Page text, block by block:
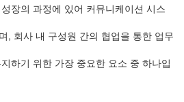
장의 과정에 있어 커뮤니케이션 시스
, 회사 내 구성원 간의 협업을 통한 업무
하기 위한 가장 중요한 요소 중 하나입